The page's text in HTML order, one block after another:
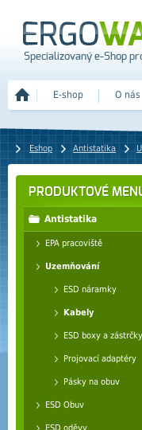
Specializovaný e-Shop
E-shop O nás
Eshop Antistatika
PRODUKTOVÉ
Antistatika
EPA pracoviště
Uzemňování
ESD náramky
Kabely
ESD boxy a zástrčky
Projovací adaptéry
Pásky na obuv
ESD Obuv